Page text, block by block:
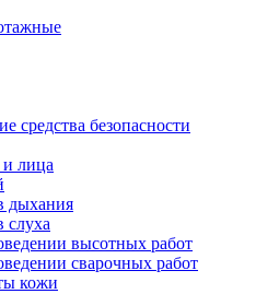
средства безопасности
лица
дыхания
слуха
высотных работ
сварочных работ
кожи